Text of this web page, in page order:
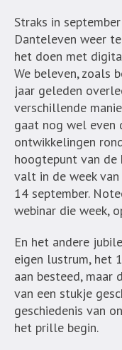
Straks in
Danteleven weer
het doen met
We beleven, zoals
jaar geleden
verschillende
gaat nog wel even
ontwikkelingen
hoogtepunt van de
valt in de week
14 september.
webinar die week,
En het andere
eigen lustrum, het
aan besteed, maar
van een stukje
geschiedenis van
het prille begin.